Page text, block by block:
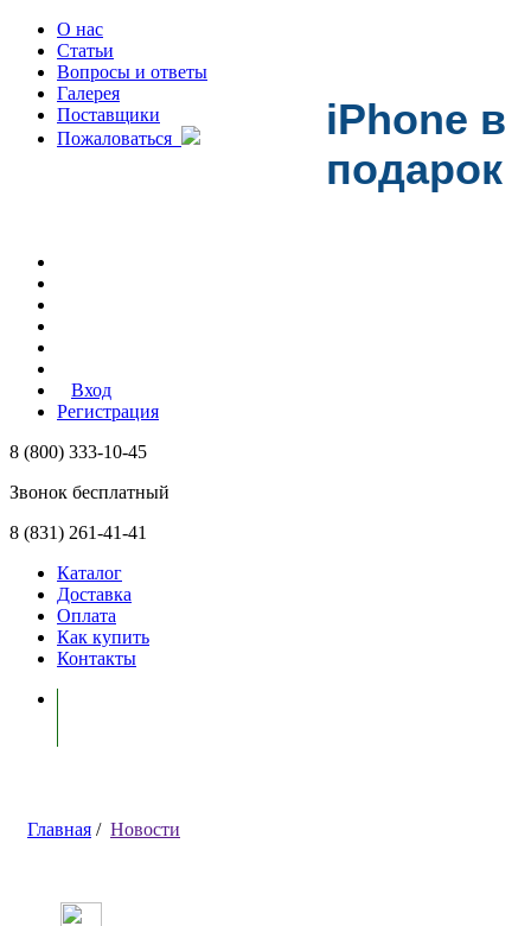
О нас
Статьи
Вопросы и ответы
Галерея
Поставщики
Пожаловаться
Вход
Регистрация
8 (800) 333-10-45
Звонок бесплатный
8 (831) 261-41-41
Каталог
Доставка
Оплата
Как купить
Контакты
Главная / Новости
iPhone в
подарок